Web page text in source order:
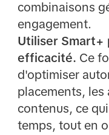
combinaisons
engagement.
Utiliser Smart+
efficacité. Ce
d'optimiser
placements, les
contenus, ce
temps, tout en